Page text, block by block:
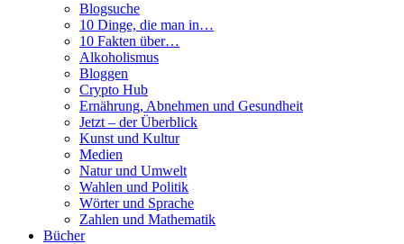
Blogsuche
10 Dinge, die man in…
10 Fakten über…
Alkoholismus
Bloggen
Crypto Hub
Ernährung, Abnehmen und Gesundheit
Jetzt – der Überblick
Kunst und Kultur
Medien
Natur und Umwelt
Wahlen und Politik
Wörter und Sprache
Zahlen und Mathematik
Bücher